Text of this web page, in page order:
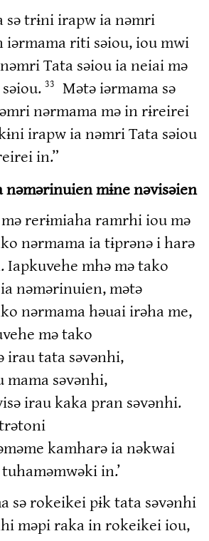
sə trɨni irapw ia nəmri
iərmama riti səiou, iou mwi
Tata səiou ia neiai mə
33
Mətə iərmama sə
nərmama mə in rɨreirei
irapw ia nəmri Tata səiou
in.”
mɨne nəvisəien
rerɨmiaha ramrhi iou mə
nərmama ia tɨprənə i harə
Iapkuvehe mhə mə tako
nəmərinuien, mətə
nərmama həuai irəha me,
mə tako
irau tata səvənhi,
səvənhi,
irau kaka pran səvənhi.
kamharə ia nəkwai
in.’
sə rokeikei pɨk tata səvənhi
məpi raka in rokeikei iou,